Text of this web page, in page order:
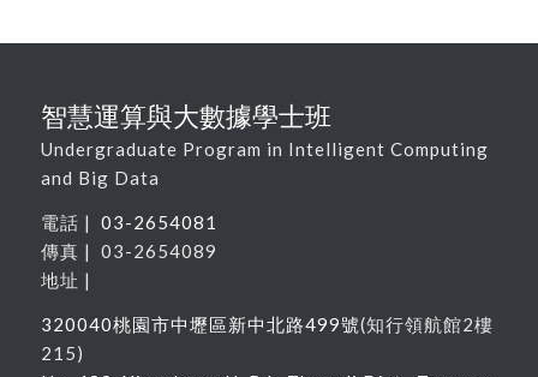
智慧運算與大數據學士班
Undergraduate Program in Intelligent Computing
and Big Data
電話 | 03-2654081
傳真 | 03-2654089
地址 |
320040桃園市中壢區新中北路499號(知行領航館2樓
215)